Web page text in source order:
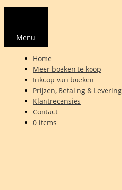
Menu
Home
Meer boeken te koop
Inkoop van boeken
Prijzen, Betaling & Levering
Klantrecensies
Contact
0 items